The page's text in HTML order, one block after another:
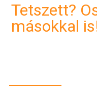
Tetszett?
másokkal